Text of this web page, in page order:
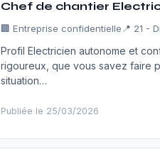
Chef de chantier
🏢 Entreprise confidentielle 📍 21 -
Profil Electricien autonome et
rigoureux, que vous savez faire
situation…
Publiée le 25/03/2026